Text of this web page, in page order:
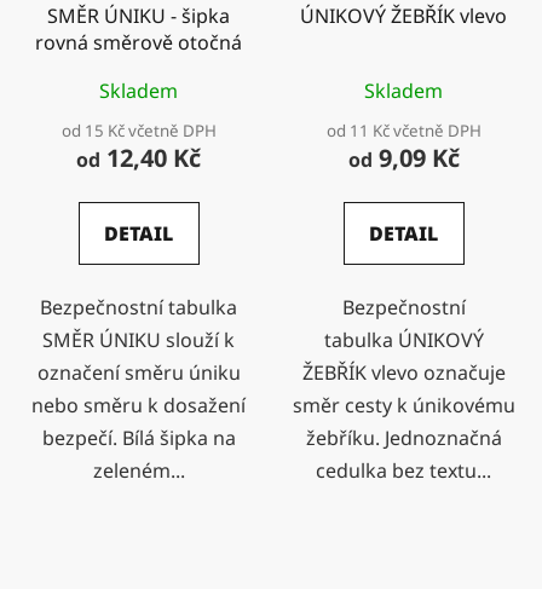
SMĚR ÚNIKU - šipka
rovná směrově otočná
Skladem
od 15 Kč včetně DPH
od 12,40 Kč
DETAIL
Bezpečnostní tabulka
SMĚR ÚNIKU slouží k
označení směru úniku
nebo směru k dosažení
bezpečí. Bílá šipka na
zeleném...
ÚNIKOVÝ ŽEBŘÍK vlevo
Skladem
od 11 Kč včetně DPH
od 9,09 Kč
DETAIL
Bezpečnostní
tabulka ÚNIKOVÝ
ŽEBŘÍK vlevo označuje
směr cesty k únikovému
žebříku. Jednoznačná
cedulka bez textu...